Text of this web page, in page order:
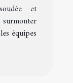
et
équipes